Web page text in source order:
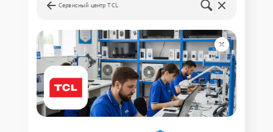
Сервисный центр TCL